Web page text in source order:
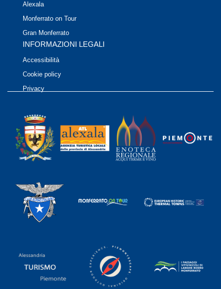
Alexala
Monferrato on Tour
Gran Monferrato
INFORMAZIONI LEGALI
Accessibilità
Cookie policy
Privacy